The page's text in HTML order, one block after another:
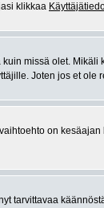
klikkaa
missä olet.
Joten jos et ole
on
tarvittavaa